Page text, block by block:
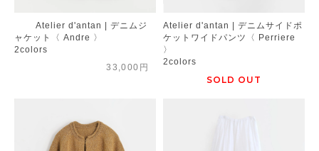
Atelier d'antan | デニムジ
ャケット〈 Andre 〉
2colors
33,000円
Atelier d'antan | デニムサイドポ
ケットワイドパンツ〈 Perriere
〉
2colors
SOLD OUT